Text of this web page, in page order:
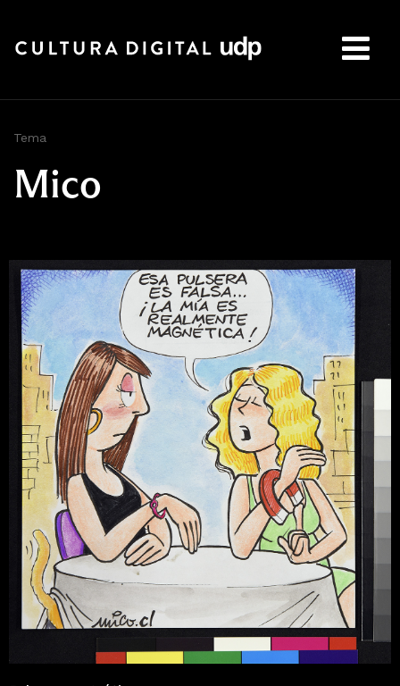
Tema
Mico